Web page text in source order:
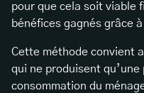
pour que cela soit viable
bénéfices gagnés grâce
Cette méthode convient
qui ne produisent
consommation du